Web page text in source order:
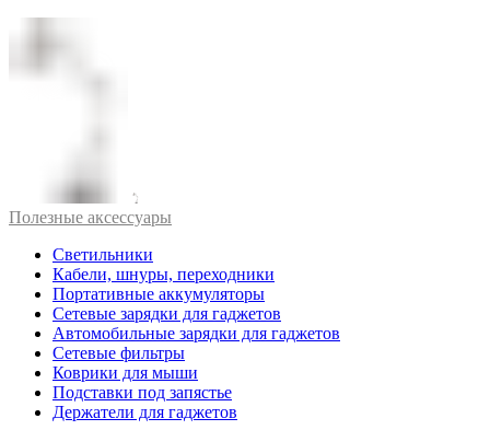
Полезные аксессуары
Светильники
Кабели, шнуры, переходники
Портативные аккумуляторы
Сетевые зарядки для гаджетов
Автомобильные зарядки для гаджетов
Сетевые фильтры
Коврики для мыши
Подставки под запястье
Держатели для гаджетов